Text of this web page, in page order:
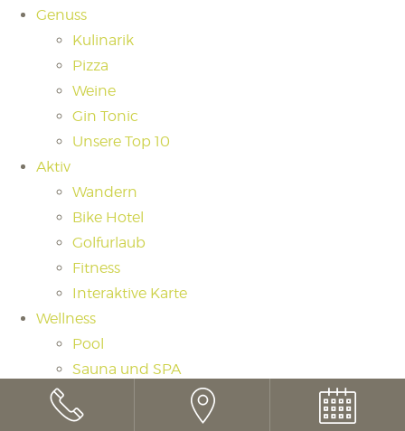
Genuss
Kulinarik
Pizza
Weine
Gin Tonic
Unsere Top 10
Aktiv
Wandern
Bike Hotel
Golfurlaub
Fitness
Interaktive Karte
Wellness
Pool
Sauna und SPA
Massagen und Beauty